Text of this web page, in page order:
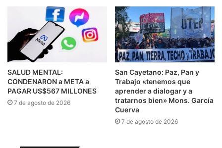
SALUD MENTAL:
CONDENARON a META a
PAGAR US$567 MILLONES
7 de agosto de 2026
San Cayetano: Paz, Pan y
Trabajo «tenemos que
aprender a dialogar y a
tratarnos bien» Mons. García
Cuerva
7 de agosto de 2026